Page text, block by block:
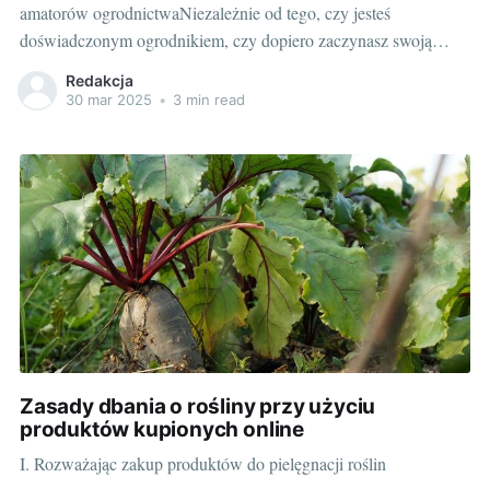
amatorów ogrodnictwaNiezależnie od tego, czy jesteś
doświadczonym ogrodnikiem, czy dopiero zaczynasz swoją
przygodę z roślinami, wirtualna pielęgnacja roślin to fascynujące
zjawisko, które może zwiększyć twoją wiedzę i zrozumienie
codziennych czynności, ogrodnictwo nie jest wyjątkiem. W tym
Redakcja
30 mar 2025 • 3 min read
Zasady dbania o rośliny przy użyciu
produktów kupionych online
I. Rozważając zakup produktów do pielęgnacji roślin